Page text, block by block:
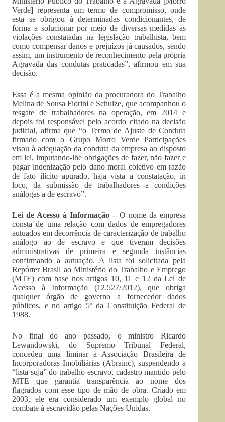
Verde] representa um termo de compromisso, onde
esta se obrigou à determinadas condicionantes, de
forma a solucionar por meio de diversas medidas às
violações constatadas na legislação trabalhista, bem
como compensar danos e prejuízos já causados, sendo
assim, um instrumento de reconhecimento pela própria
Agravada das condutas praticadas”, afirmou em sua
decisão.
Essa é a mesma opinião da procuradora do Trabalho
Melina de Sousa Fiorini e Schulze, que acompanhou o
resgate de trabalhadores na operação, em 2014 e
depois foi responsável pelo acordo citado na decisão
judicial, afirma que “o Termo de Ajuste de Conduta
firmado com o Grupo Morro Verde Participações
visou à adequação da conduta da empresa ao disposto
em lei, imputando-lhe obrigações de fazer, não fazer e
pagar indenização pelo dano moral coletivo em razão
de fato ilícito apurado, haja vista a constatação, in
loco, da submissão de trabalhadores a condições
análogas a de escravo”.
Lei de Acesso à Informação – O nome da empresa
consta de uma relação com dados de empregadores
autuados em decorrência de caracterização de trabalho
análogo ao de escravo e que tiveram decisões
administrativas de primeira e segunda instâncias
confirmando a autuação. A lista foi solicitada pela
Repórter Brasil ao Ministério do Trabalho e Emprego
(MTE) com base nos artigos 10, 11 e 12 da Lei de
Acesso à Informação (12.527/2012), que obriga
qualquer órgão de governo a fornecedor dados
públicos, e no artigo 5º da Constituição Federal de
1988.
No final do ano passado, o ministro Ricardo
Lewandowski, do Supremo Tribunal Federal,
concedeu uma liminar à Associação Brasileira de
Incorporadoras Imobiliárias (Abrainc), suspendendo a
“lista suja” do trabalho escravo, cadastro mantido pelo
MTE que garantia transparência ao nome dos
flagrados com esse tipo de mão de obra. Criado em
2003, ele era considerado um exemplo global no
combate à escravidão pelas Nações Unidas.